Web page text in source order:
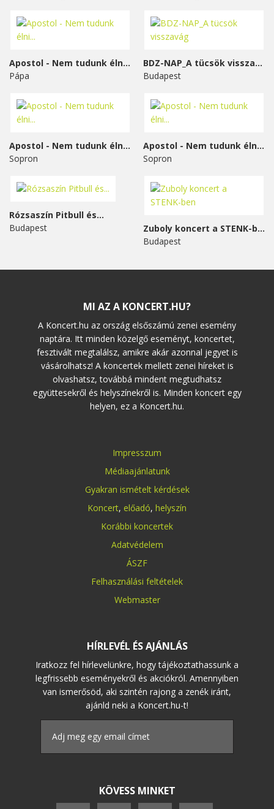
Apostol - Nem tudunk élni...
Pápa
BDZ-NAP_A tücsök visszavág
Budapest
Apostol - Nem tudunk élni...
Sopron
Apostol - Nem tudunk élni...
Sopron
Rózsaszín Pitbull és...
Budapest
Zuboly koncert a STENK-ben
Budapest
MI AZ A KONCERT.HU?
A Koncert.hu az ország elsőszámú zenei esemény
naptára. Itt minden közelgő eseményt, koncertet,
fesztivált megtalálsz, amikre akár azonnal jegyet is
vásárolhatsz! A koncertek mellett zenei híreket is
olvashatsz, továbbá mindent megtudhatsz
együttesekről és helyszínekről is. Minden koncert egy
helyen, ez a Koncert.hu.
Impresszum
Médiaajánlatunk
Gyakran ismételt kérdések
Koncert, előadó, helyszín
Korábbi koncertek
Adatvédelem
ÁSZF
Felhasználási feltételek
Webmaster
HÍRLEVÉL ÉS AJÁNLÁS
Iratkozz fel hírlevelünkre, hogy tájékoztathassunk a
legfrissebb eseményekről és akciókról. Amennyiben
van ismerősöd, aki szintén rajong a zenék iránt,
ajánld neki a Koncert.hu-t!
KÖVESS MINKET